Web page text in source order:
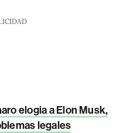
elogia a Elon Musk,
legales